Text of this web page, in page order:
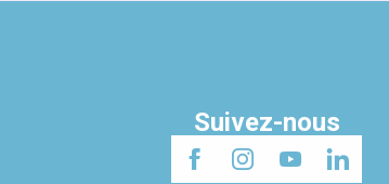
Suivez-nous